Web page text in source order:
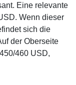
Eine relevante
Wenn dieser
sich die
der Oberseite
460 USD,